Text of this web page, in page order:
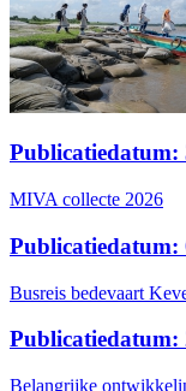
Publicatiedatum:
MIVA collecte 2026
Publicatiedatum:
Busreis bedevaart
Publicatiedatum:
Belangrijke